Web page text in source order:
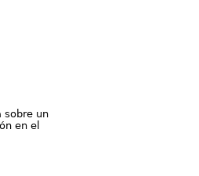
sobre un
en el